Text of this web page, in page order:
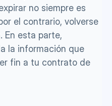
no siempre es
el contrario, volverse
En esta parte,
la información que
fin a tu contrato de